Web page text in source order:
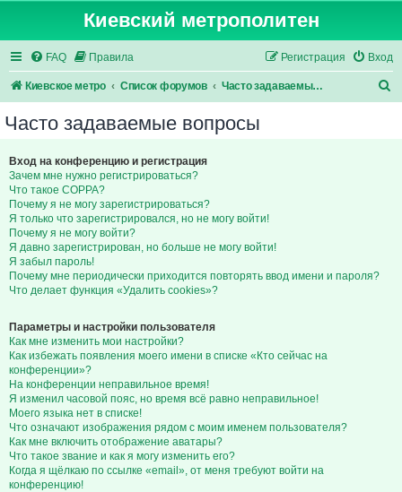
Киевский метрополитен
FAQ Правила Вход
Регистрация
Киевское метро Список форумов Часто задаваемые вопросы
Часто задаваемые вопросы
Вход на конференцию и регистрация
Зачем мне нужно регистрироваться?
Что такое COPPA?
Почему я не могу зарегистрироваться?
Я только что зарегистрировался, но не могу войти!
Почему я не могу войти?
Я давно зарегистрирован, но больше не могу войти!
Я забыл пароль!
Почему мне периодически приходится повторять ввод имени и пароля?
Что делает функция «Удалить cookies»?
Параметры и настройки пользователя
Как мне изменить мои настройки?
Как избежать появления моего имени в списке «Кто сейчас на
конференции»?
На конференции неправильное время!
Я изменил часовой пояс, но время всё равно неправильное!
Моего языка нет в списке!
Что означают изображения рядом с моим именем пользователя?
Как мне включить отображение аватары?
Что такое звание и как я могу изменить его?
Когда я щёлкаю по ссылке «email», от меня требуют войти на
конференцию!